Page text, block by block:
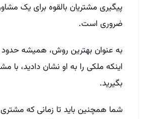
پیگیری مشتریان بالقوه برای یک
ضروری است.
به عنوان بهترین روش، همیشه
اینکه ملکی را به او نشان دادید،
بگیرید.
شما همچنین باید تا زمانی که